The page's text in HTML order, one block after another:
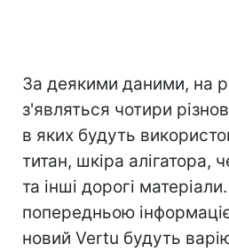
За деякими даними, на
з'являться чотири
в яких будуть
титан, шкіра алігатора,
та інші дорогі
попередньою
новий Vertu будуть